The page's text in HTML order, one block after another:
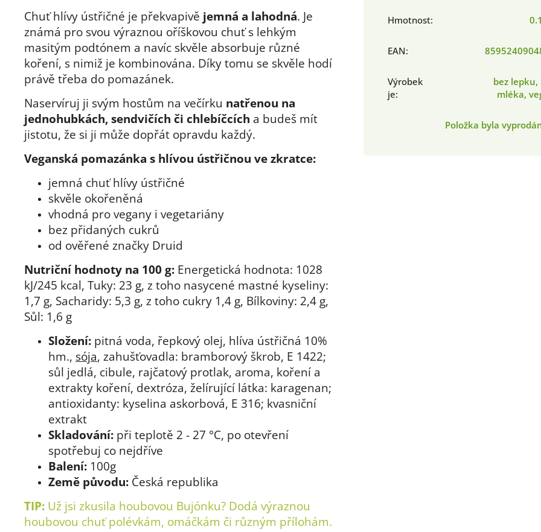
Chuť hlívy ústřičné je překvapivě jemná a lahodná. Je
známá pro svou výraznou oříškovou chuť s lehkým
masitým podtónem a navíc skvěle absorbuje různé
koření, s nimiž je kombinována. Díky tomu se skvěle hodí
právě třeba do pomazánek.
Naservíruj ji svým hostům na večírku natřenou na
jednohubkách, sendvičích či chlebíčcích a budeš mít
jistotu, že si ji může dopřát opravdu každý.
Veganská pomazánka s hlívou ústřičnou ve zkratce:
jemná chuť hlívy ústřičné
skvěle okořeněná
vhodná pro vegany i vegetariány
bez přidaných cukrů
od ověřené značky Druid
Nutriční hodnoty na 100 g: Energetická hodnota: 1028
kJ/245 kcal, Tuky: 23 g, z toho nasycené mastné kyseliny:
1,7 g, Sacharidy: 5,3 g, z toho cukry 1,4 g, Bílkoviny: 2,4 g,
Sůl: 1,6 g
Složení: pitná voda, řepkový olej, hlíva ústřičná 10%
hm., sója, zahušťovadla: bramborový škrob, E 1422;
sůl jedlá, cibule, rajčatový protlak, aroma, koření a
extrakty koření, dextróza, želírující látka: karagenan;
antioxidanty: kyselina askorbová, E 316; kvasniční
extrakt
Skladování: při teplotě 2 - 27 °C, po otevření
spotřebuj co nejdříve
Balení: 100g
Země původu: Česká republika
TIP: Už jsi zkusila houbovou Bujónku? Dodá výraznou
houbovou chuť polévkám, omáčkám či různým přílohám.
Hmotnost:
EAN:
Výrobek
je:
bez lepku,
mléka,
Položka byla